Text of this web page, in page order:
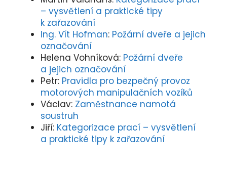
– vysvětlení a praktické tipy
k zařazování
Ing. Vít Hofman: Požární dveře a jejich
označování
Helena Vohníková: Požární dveře
a jejich označování
Petr: Pravidla pro bezpečný provoz
motorových manipulačních vozíků
Václav: Zaměstnance namotá
soustruh
Jiří: Kategorizace prací – vysvětlení
a praktické tipy k zařazování